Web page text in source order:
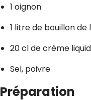
1 oignon
1 litre de bouillon de
20 cl de crème
Sel, poivre
Préparation